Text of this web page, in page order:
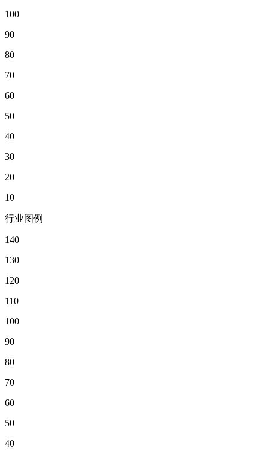
100
90
80
70
60
50
40
30
20
10
行业图例
140
130
120
110
100
90
80
70
60
50
40